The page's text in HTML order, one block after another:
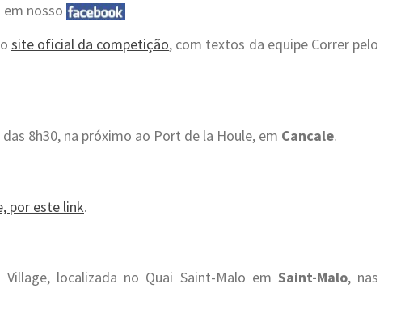
nosso
site oficial da competição, com textos da equipe Correr pelo
8h30, na próximo ao Port de la Houle, em Cancale.
por este link.
localizada no Quai Saint-Malo em Saint-Malo, nas